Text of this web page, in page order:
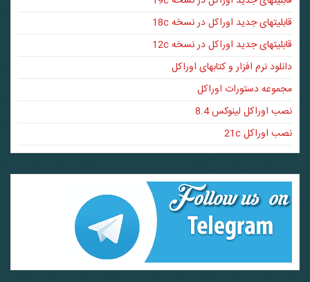
قابلیتهای جدید اوراکل در نسخه 18c
قابلیتهای جدید اوراکل در نسخه 12c
دانلود نرم افزار و کتابهای اوراکل
مجموعه دستورات اوراکل
نصب اوراکل لینوکس 8.4
نصب اوراکل 21c